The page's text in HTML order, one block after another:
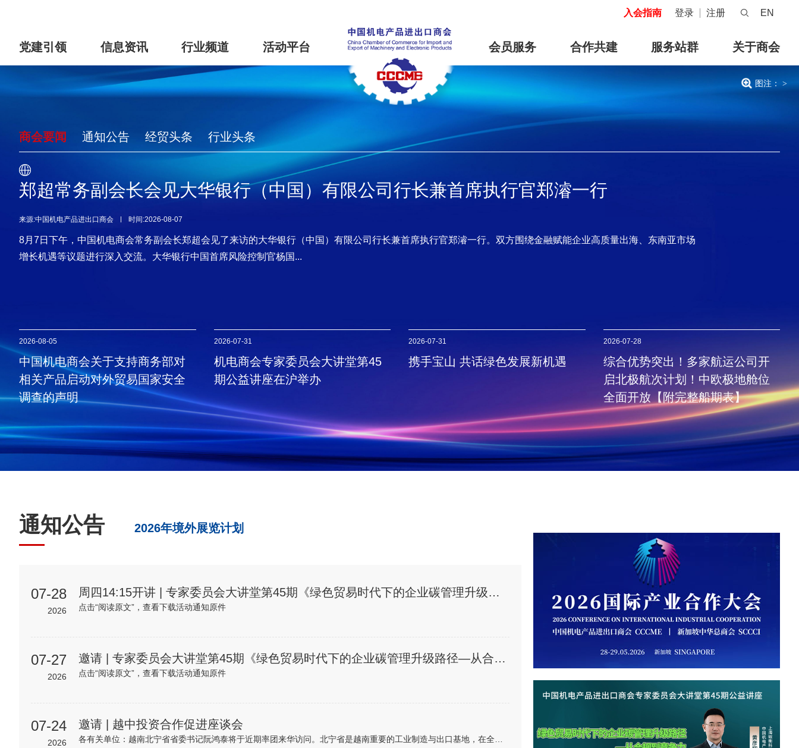
入会指南 登录 注册 EN
党建引领 信息资讯 行业频道 活动平台 会员服务 合作共建 服务站群 关于商会
商会要闻 通知公告 经贸头条 行业头条
郑超常务副会长会见大华银行（中国）有限公司行长兼首席执行官郑濬一行
来源:中国机电产品进出口商会 时间:2026-08-07
8月7日下午，中国机电商会常务副会长郑超会见了来访的大华银行（中国）有限公司行长兼首席执行官郑濬一行。双方围绕金融赋能企业高质量出海、东南亚市场
增长机遇等议题进行深入交流。大华银行中国首席风险控制官杨国...
2026-08-05
中国机电商会关于支持商务部对
相关产品启动对外贸易国家安全
调查的声明
2026-07-31
机电商会专家委员会大讲堂第45
期公益讲座在沪举办
2026-07-31
携手宝山 共话绿色发展新机遇
2026-07-28
综合优势突出！多家航运公司开
启北极航次计划！中欧极地舱位
全面开放【附完整船期表】
图注： >
通知公告 2026年境外展览计划
07-28
2026
周四14:15开讲 | 专家委员会大讲堂第45期《绿色贸易时代下的企业碳管理升级路径—从合规到竞争力》
点击“阅读原文”，查看下载活动通知原件
07-27
2026
邀请 | 专家委员会大讲堂第45期《绿色贸易时代下的企业碳管理升级路径—从合规到竞争力》
点击“阅读原文”，查看下载活动通知原件
07-24
2026
邀请 | 越中投资合作促进座谈会